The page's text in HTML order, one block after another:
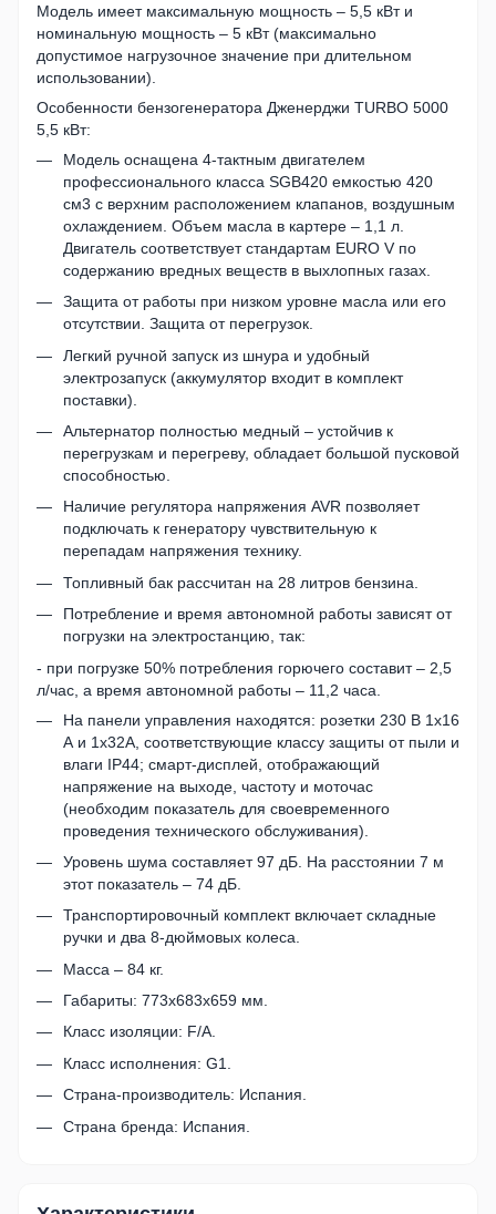
Модель имеет максимальную мощность – 5,5 кВт и
номинальную мощность – 5 кВт (максимально
допустимое нагрузочное значение при длительном
использовании).
Особенности бензогенератора Дженерджи TURBO 5000
5,5 кВт:
Модель оснащена 4-тактным двигателем
профессионального класса SGB420 емкостью 420
см3 с верхним расположением клапанов, воздушным
охлаждением. Объем масла в картере – 1,1 л.
Двигатель соответствует стандартам EURO V по
содержанию вредных веществ в выхлопных газах.
Защита от работы при низком уровне масла или его
отсутствии. Защита от перегрузок.
Легкий ручной запуск из шнура и удобный
электрозапуск (аккумулятор входит в комплект
поставки).
Альтернатор полностью медный – устойчив к
перегрузкам и перегреву, обладает большой пусковой
способностью.
Наличие регулятора напряжения AVR позволяет
подключать к генератору чувствительную к
перепадам напряжения технику.
Топливный бак рассчитан на 28 литров бензина.
Потребление и время автономной работы зависят от
погрузки на электростанцию, так:
- при погрузке 50% потребления горючего составит – 2,5
л/час, а время автономной работы – 11,2 часа.
На панели управления находятся: розетки 230 В 1х16
А и 1х32А, соответствующие классу защиты от пыли и
влаги IP44; смарт-дисплей, отображающий
напряжение на выходе, частоту и моточас
(необходим показатель для своевременного
проведения технического обслуживания).
Уровень шума составляет 97 дБ. На расстоянии 7 м
этот показатель – 74 дБ.
Транспортировочный комплект включает складные
ручки и два 8-дюймовых колеса.
Масса – 84 кг.
Габариты: 773х683х659 мм.
Класс изоляции: F/A.
Класс исполнения: G1.
Страна-производитель: Испания.
Страна бренда: Испания.